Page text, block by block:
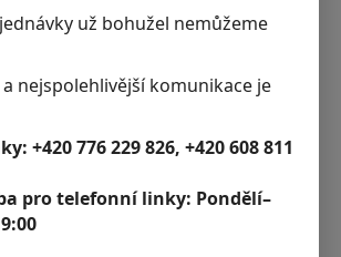
už bohužel nemůžeme
a nejspolehlivější komunikace je
+420 776 229 826, +420 608 811
pro telefonní linky: Pondělí–